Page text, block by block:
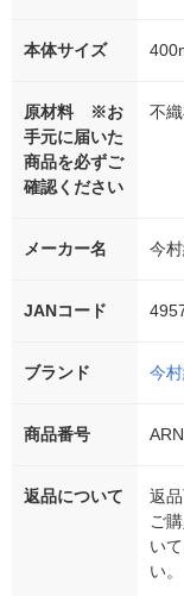
本体サイズ
原材料 ※お
手元に届いた
商品を必ずご
確認ください
不
メーカー名 今
JANコード
ブランド 今
商品番号
返品について
返
ご
い
い。